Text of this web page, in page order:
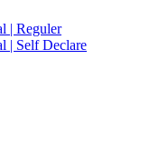
| Reguler
| Self Declare